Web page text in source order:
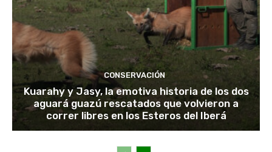
CONSERVACIÓN
Kuarahy y Jasy, la emotiva historia de los dos
aguará guazú rescatados que volvieron a
correr libres en los Esteros del Iberá